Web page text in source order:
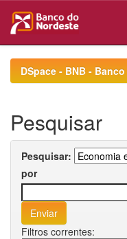
navigationDSpace - BNB -
Pesquisar
Pesquisar:
por
Filtros correntes: